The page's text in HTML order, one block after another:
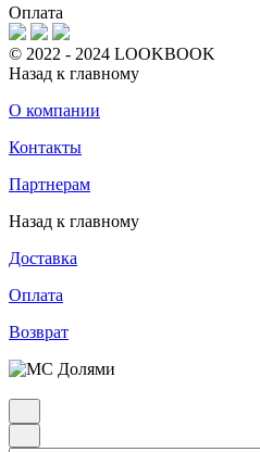
Оплата
© 2022 - 2024 LOOKBOOK
Назад к главному
О компании
Контакты
Партнерам
Назад к главному
Доставка
Оплата
Возврат